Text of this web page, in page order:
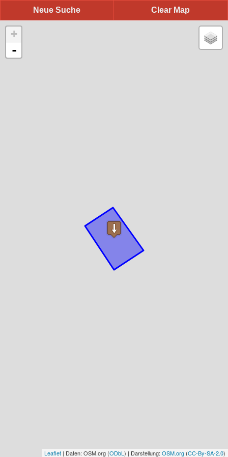
Clear Map
Neue Suche
+
-
Leaflet | Daten: OSM.org (ODbL ) | Darstellung: OSM.org (CC-By-SA-2.0)